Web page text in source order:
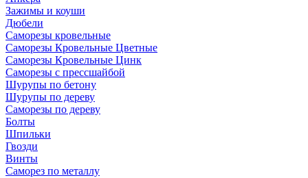
Зажимы и коуши
Дюбели
Саморезы кровельные
Саморезы Кровельные Цветные
Саморезы Кровельные Цинк
Саморезы с прессшайбой
Шурупы по бетону
Шурупы по дереву
Саморезы по дереву
Болты
Шпильки
Гвозди
Винты
Саморез по металлу